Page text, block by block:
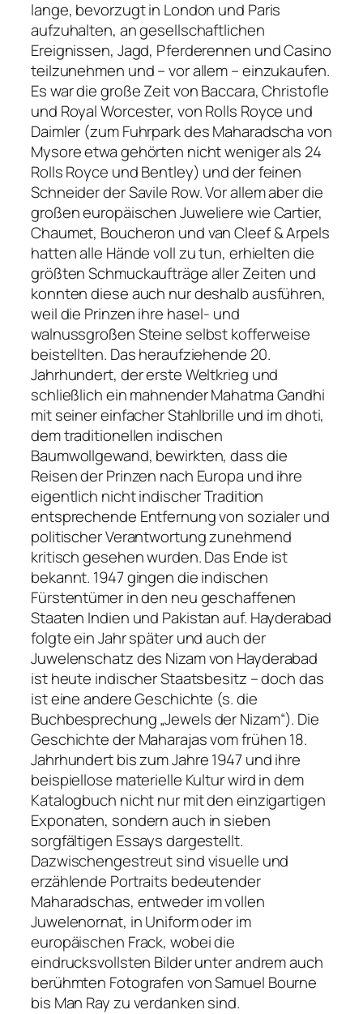
lange, bevorzugt in London und Paris
aufzuhalten, an gesellschaftlichen
Ereignissen, Jagd, Pferderennen und Casino
teilzunehmen und – vor allem – einzukaufen.
Es war die große Zeit von Baccara, Christofle
und Royal Worcester, von Rolls Royce und
Daimler (zum Fuhrpark des Maharadscha von
Mysore etwa gehörten nicht weniger als 24
Rolls Royce und Bentley) und der feinen
Schneider der Savile Row. Vor allem aber die
großen europäischen Juweliere wie Cartier,
Chaumet, Boucheron und van Cleef & Arpels
hatten alle Hände voll zu tun, erhielten die
größten Schmuckaufträge aller Zeiten und
konnten diese auch nur deshalb ausführen,
weil die Prinzen ihre hasel- und
walnussgroßen Steine selbst kofferweise
beistellten. Das heraufziehende 20.
Jahrhundert, der erste Weltkrieg und
schließlich ein mahnender Mahatma Gandhi
mit seiner einfacher Stahlbrille und im dhoti,
dem traditionellen indischen
Baumwollgewand, bewirkten, dass die
Reisen der Prinzen nach Europa und ihre
eigentlich nicht indischer Tradition
entsprechende Entfernung von sozialer und
politischer Verantwortung zunehmend
kritisch gesehen wurden. Das Ende ist
bekannt. 1947 gingen die indischen
Fürstentümer in den neu geschaffenen
Staaten Indien und Pakistan auf. Hayderabad
folgte ein Jahr später und auch der
Juwelenschatz des Nizam von Hayderabad
ist heute indischer Staatsbesitz – doch das
ist eine andere Geschichte (s. die
Buchbesprechung „Jewels der Nizam“). Die
Geschichte der Maharajas vom frühen 18.
Jahrhundert bis zum Jahre 1947 und ihre
beispiellose materielle Kultur wird in dem
Katalogbuch nicht nur mit den einzigartigen
Exponaten, sondern auch in sieben
sorgfältigen Essays dargestellt.
Dazwischengestreut sind visuelle und
erzählende Portraits bedeutender
Maharadschas, entweder im vollen
Juwelenornat, in Uniform oder im
europäischen Frack, wobei die
eindrucksvollsten Bilder unter andrem auch
berühmten Fotografen von Samuel Bourne
bis Man Ray zu verdanken sind.